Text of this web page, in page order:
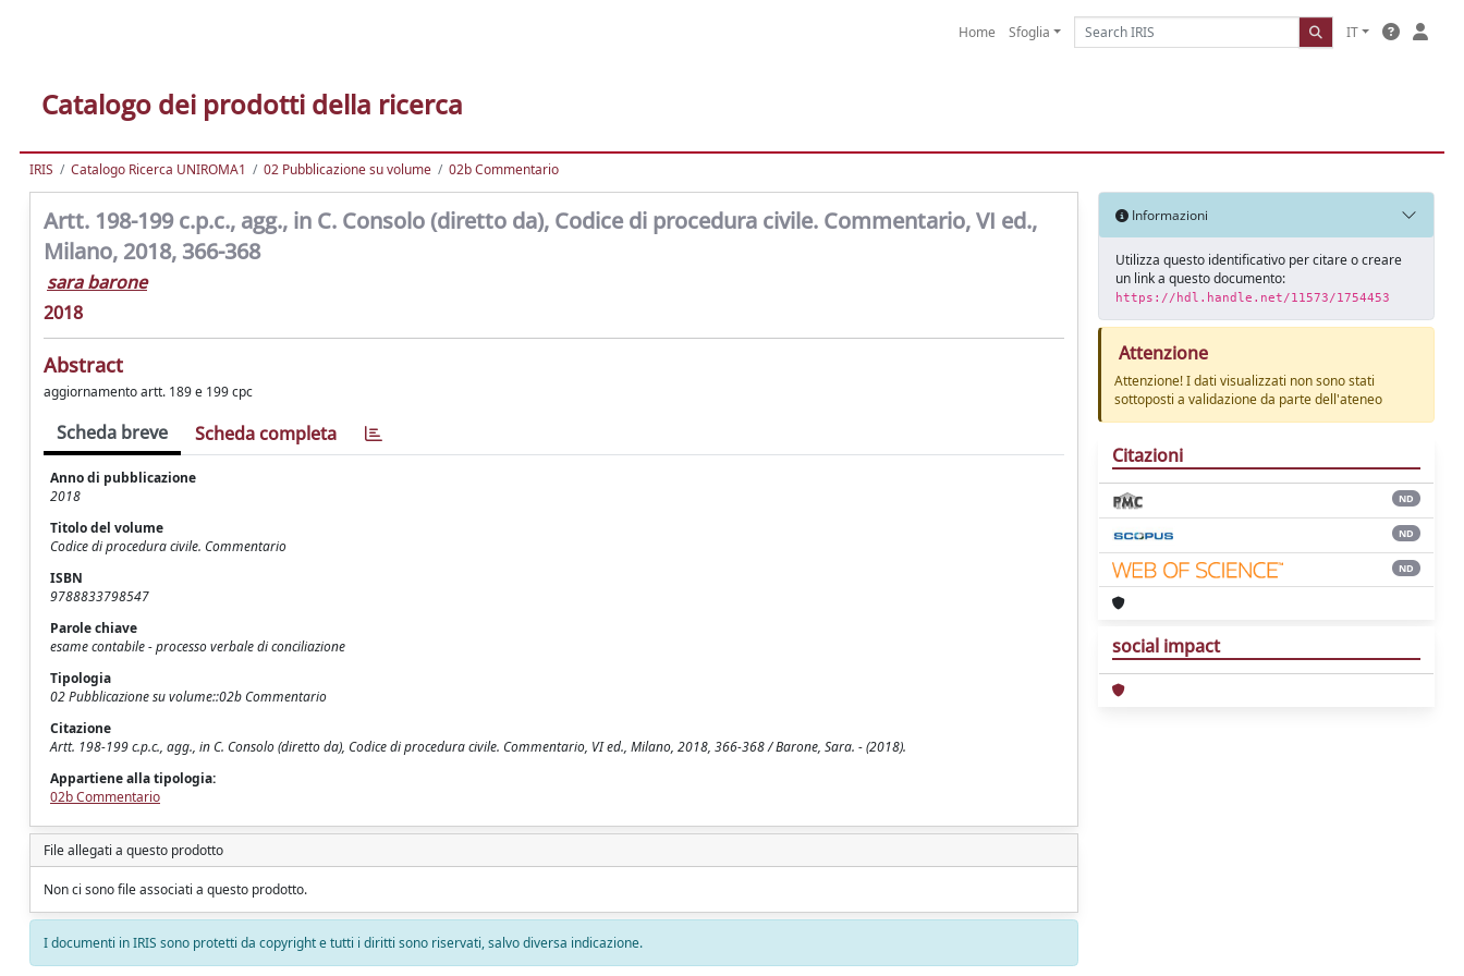
Home Sfoglia IT
Catalogo dei prodotti della ricerca
IRIS Catalogo Ricerca UNIROMA1 02 Pubblicazione su volume 02b Commentario
Artt. 198-199 c.p.c., agg., in C. Consolo (diretto da), Codice di procedura civile. Commentario, VI ed.,
Milano, 2018, 366-368
sara barone
2018
Abstract
aggiornamento artt. 189 e 199 cpc
Scheda breve Scheda completa
Anno di pubblicazione
2018
Titolo del volume
Codice di procedura civile. Commentario
ISBN
9788833798547
Parole chiave
esame contabile - processo verbale di conciliazione
Tipologia
02 Pubblicazione su volume::02b Commentario
Citazione
Artt. 198-199 c.p.c., agg., in C. Consolo (diretto da), Codice di procedura civile. Commentario, VI ed., Milano, 2018, 366-368 / Barone, Sara. - (2018).
Appartiene alla tipologia:
02b Commentario
File allegati a questo prodotto
Non ci sono file associati a questo prodotto.
I documenti in IRIS sono protetti da copyright e tutti i diritti sono riservati, salvo diversa indicazione.
Informazioni
Utilizza questo identificativo per citare o creare
un link a questo documento:
https://hdl.handle.net/11573/1754453
Attenzione
Attenzione! I dati visualizzati non sono stati
sottoposti a validazione da parte dell'ateneo
Citazioni
ND
ND
ND
social impact